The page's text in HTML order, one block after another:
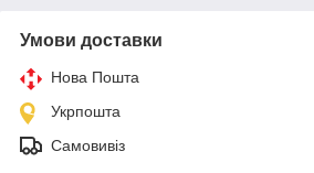
Умови доставки
Нова Пошта
Укрпошта
Самовивіз